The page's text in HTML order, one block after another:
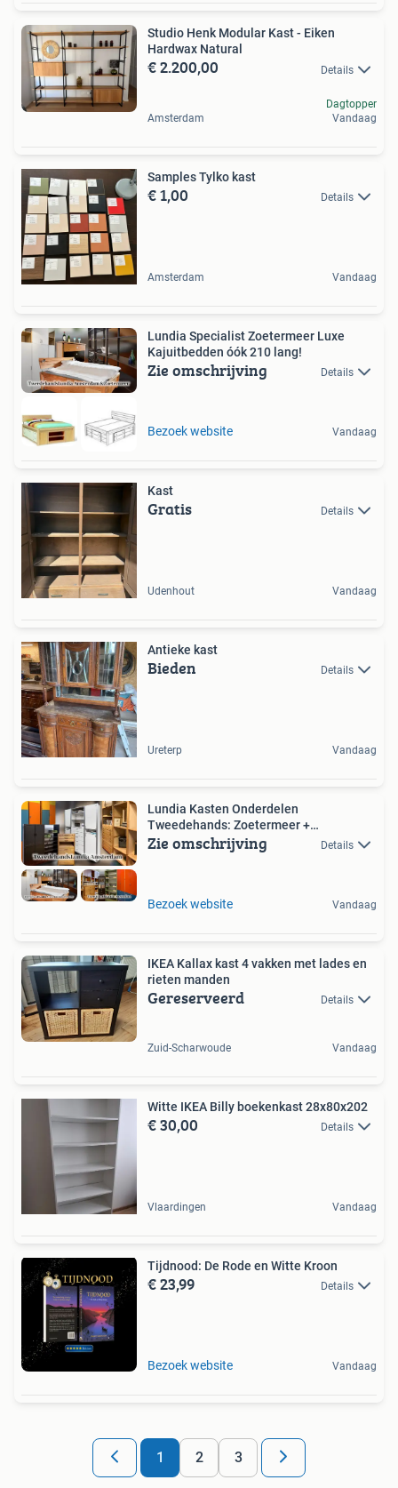
Studio Henk Modular Kast - Eiken
Hardwax Natural
€ 2.200,00 Details
Amsterdam
Dagtopper
Vandaag
Samples Tylko kast
€ 1,00 Details
Amsterdam Vandaag
Lundia Specialist Zoetermeer Luxe
Kajuitbedden óók 210 lang!
Zie omschrijving Details
Bezoek website Vandaag
Kast
Gratis Details
Udenhout Vandaag
Antieke kast
Bieden Details
Ureterp Vandaag
Lundia Kasten Onderdelen
Tweedehands: Zoetermeer +
Amsterdam
Zie omschrijving Details
Bezoek website Vandaag
IKEA Kallax kast 4 vakken met lades en
rieten manden
Gereserveerd Details
Zuid-Scharwoude Vandaag
Witte IKEA Billy boekenkast 28x80x202
€ 30,00 Details
Vlaardingen Vandaag
Tijdnood: De Rode en Witte Kroon
€ 23,99 Details
Bezoek website Vandaag
1 2 3